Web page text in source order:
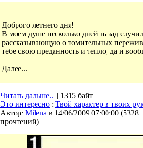
Доброго летнего дня!
В моем душе несколько дней назад
рассказывающую о томительных
тебе свою преданность и тепло, да и
Далее...
Читать дальше... | 1315 байт
Это интересно : Твой характер в твоих
Автор: Milena в 14/06/2009 07:00:00 (5328
прочтений)